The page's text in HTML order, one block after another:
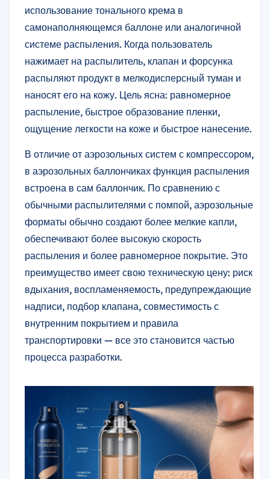
использование тонального крема в
самонаполняющемся баллоне или аналогичной
системе распыления. Когда пользователь
нажимает на распылитель, клапан и форсунка
распыляют продукт в мелкодисперсный туман и
наносят его на кожу. Цель ясна: равномерное
распыление, быстрое образование пленки,
ощущение легкости на коже и быстрое нанесение.
В отличие от аэрозольных систем с компрессором,
в аэрозольных баллончиках функция распыления
встроена в сам баллончик. По сравнению с
обычными распылителями с помпой, аэрозольные
форматы обычно создают более мелкие капли,
обеспечивают более высокую скорость
распыления и более равномерное покрытие. Это
преимущество имеет свою техническую цену: риск
вдыхания, воспламеняемость, предупреждающие
надписи, подбор клапана, совместимость с
внутренним покрытием и правила
транспортировки — все это становится частью
процесса разработки.